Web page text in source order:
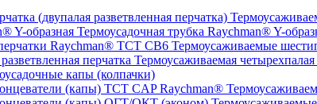
Термоусадочная трубка Raychman® Y-
Термоусаживаемые
Термоусаживаемая четырехпалая
капы (колпачки)